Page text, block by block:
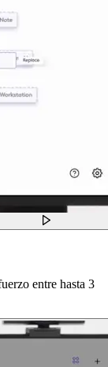
entre hasta 3